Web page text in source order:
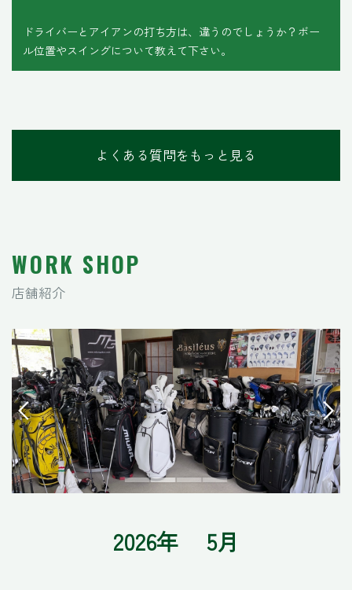
ドライバーとアイアンの打ち方は、違うのでしょうか？ボー
ル位置やスイングについて教えて下さい。
よくある質問をもっと見る
WORK SHOP
店舗紹介
2026年 5月